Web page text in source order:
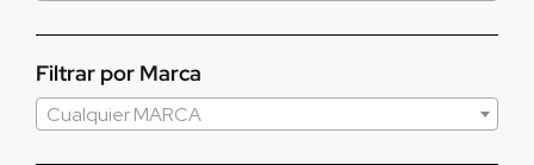
Filtrar por Marca
Cualquier MARCA